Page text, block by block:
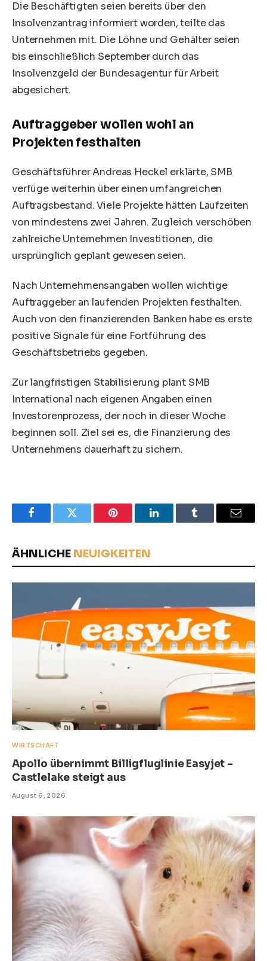
Die Beschäftigten seien bereits über den
Insolvenzantrag informiert worden, teilte das
Unternehmen mit. Die Löhne und Gehälter seien
bis einschließlich September durch das
Insolvenzgeld der Bundesagentur für Arbeit
abgesichert.
Auftraggeber wollen wohl an
Projekten festhalten
Geschäftsführer Andreas Heckel erklärte, SMB
verfüge weiterhin über einen umfangreichen
Auftragsbestand. Viele Projekte hätten Laufzeiten
von mindestens zwei Jahren. Zugleich verschöben
zahlreiche Unternehmen Investitionen, die
ursprünglich geplant gewesen seien.
Nach Unternehmensangaben wollen wichtige
Auftraggeber an laufenden Projekten festhalten.
Auch von den finanzierenden Banken habe es erste
positive Signale für eine Fortführung des
Geschäftsbetriebs gegeben.
Zur langfristigen Stabilisierung plant SMB
International nach eigenen Angaben einen
Investorenprozess, der noch in dieser Woche
beginnen soll. Ziel sei es, die Finanzierung des
Unternehmens dauerhaft zu sichern.
FacebookTwitter Pinterest LinkedInTumblr Email
ÄHNLICHE NEUIGKEITEN
WIRTSCHAFT
Apollo übernimmt Billigfluglinie Easyjet –
Castlelake steigt aus
August 6, 2026